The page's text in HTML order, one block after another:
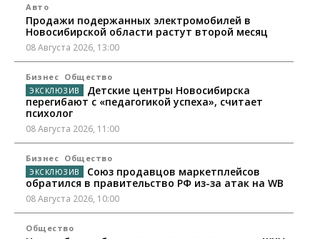
Авто
Продажи подержанных электромобилей в
Новосибирской области растут второй месяц
08 Августа 2026, 13:00
Бизнес Общество
Детские центры Новосибирска
перегибают с «педагогикой успеха», считает
психолог
08 Августа 2026, 11:00
Бизнес Общество
Союз продавцов маркетплейсов
обратился в правительство РФ из-за атак на WB
08 Августа 2026, 10:00
Общество